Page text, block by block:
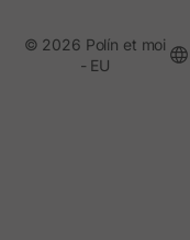
© 2026 Polín et moi
- EU